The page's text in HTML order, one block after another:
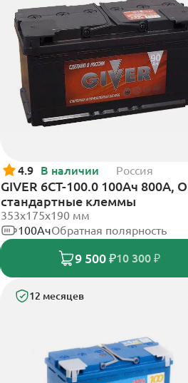
4.9 В наличии Россия
GIVER 6CT-100.0 100Ач 800А,
стандартные клеммы
353х175х190 мм
100АчОбратная полярность
9 500 ₽10 300 ₽
12 месяцев